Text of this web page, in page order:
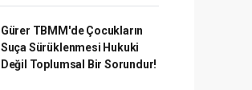
Gürer TBMM'de Çocukların
Suça Sürüklenmesi Hukuki
Değil Toplumsal Bir Sorundur!